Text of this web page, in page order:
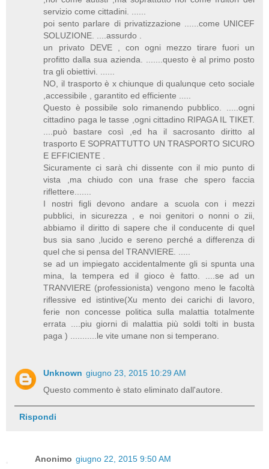
servizio come cittadini. ......
poi sento parlare di privatizzazione ......come UNICEF
SOLUZIONE. ....assurdo .
un privato DEVE , con ogni mezzo tirare fuori un
profitto dalla sua azienda. .......questo è al primo posto
tra gli obiettivi. ......
NO, il trasporto è x chiunque di qualunque ceto sociale
,accessibile , garantito ed efficiente .....
Questo è possibile solo rimanendo pubblico. .....ogni
cittadino paga le tasse ,ogni cittadino RIPAGA IL TIKET.
....può bastare così ,ed ha il sacrosanto diritto al
trasporto E SOPRATTUTTO UN TRASPORTO SICURO
E EFFICIENTE .
Sicuramente ci sarà chi dissente con il mio punto di
vista ,ma chiudo con una frase che spero faccia
riflettere.......
I nostri figli devono andare a scuola con i mezzi
pubblici, in sicurezza , e noi genitori o nonni o zii,
abbiamo il diritto di sapere che il conducente di quel
bus sia sano ,lucido e sereno perché a differenza di
quel che si pensa del TRANVIERE. .....
se ad un impiegato accidentalmente gli si spunta una
mina, la tempera ed il gioco è fatto. ....se ad un
TRANVIERE (professionista) vengono meno le facoltà
riflessive ed istintive(Xu mento dei carichi di lavoro,
ferie non concesse politica sulla malattia totalmente
errata ....piu giorni di malattia più soldi tolti in busta
paga ) ...........le vite umane non si temperano.
Unknown giugno 23, 2015 10:29 AM
Questo commento è stato eliminato dall'autore.
Rispondi
Anonimo giugno 22, 2015 9:50 AM